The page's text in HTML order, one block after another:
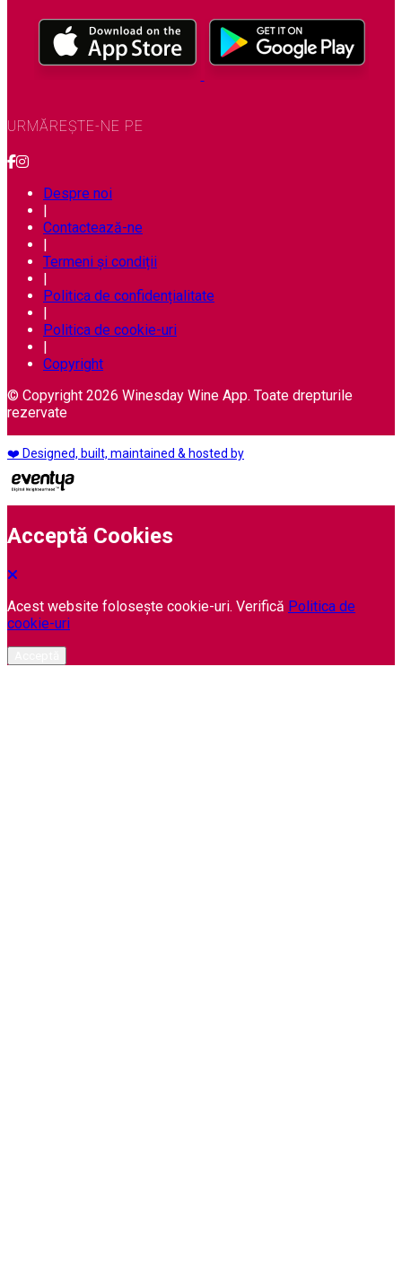
URMĂREȘTE-NE PE
Despre noi
|
Contactează-ne
|
Termeni și condiții
|
Politica de confidențialitate
|
Politica de cookie-uri
|
Copyright
© Copyright 2026 Winesday Wine App. Toate drepturile
rezervate
❤️ Designed, built, maintained & hosted by
Acceptă Cookies
Acest website folosește cookie-uri. Verifică Politica de
cookie-uri